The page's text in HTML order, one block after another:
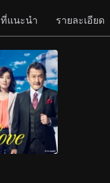
แนะนำ รายละเอียด